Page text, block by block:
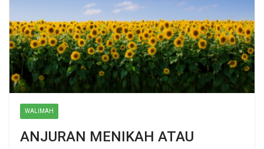
WALIMAH
ANJURAN MENIKAH ATAU